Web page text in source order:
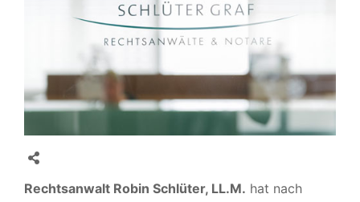
Rechtsanwalt Robin Schlüter, LL.M. hat nach